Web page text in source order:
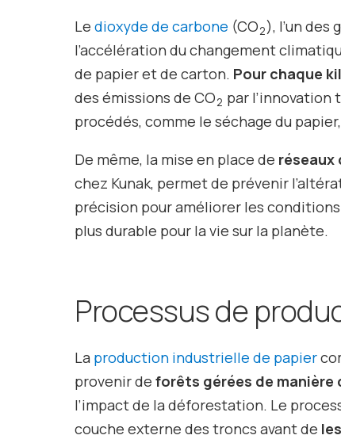
Ledioxyde de carbone (CO2), l’un des
l’accélération du changement
de papier et de carton. Pour chaque
des émissions de CO2 par l’innovation
procédés, comme le séchage du
De même, la mise en place de réseaux
chez Kunak, permet de prévenir
précision pour améliorer les
plus durable pour la vie sur la planète.
Processus de
La production industrielle de papier
provenir deforêts gérées de manière
l’impact de la déforestation. Le
couche externe des troncs avant de